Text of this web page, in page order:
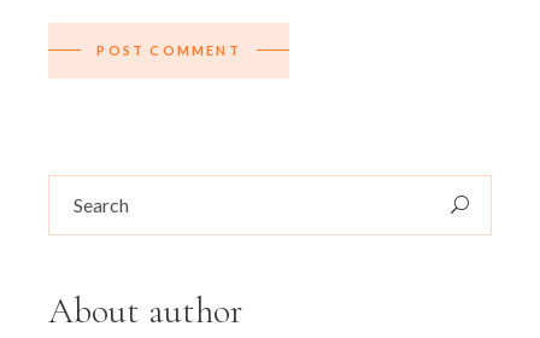
POST COMMENT
About author